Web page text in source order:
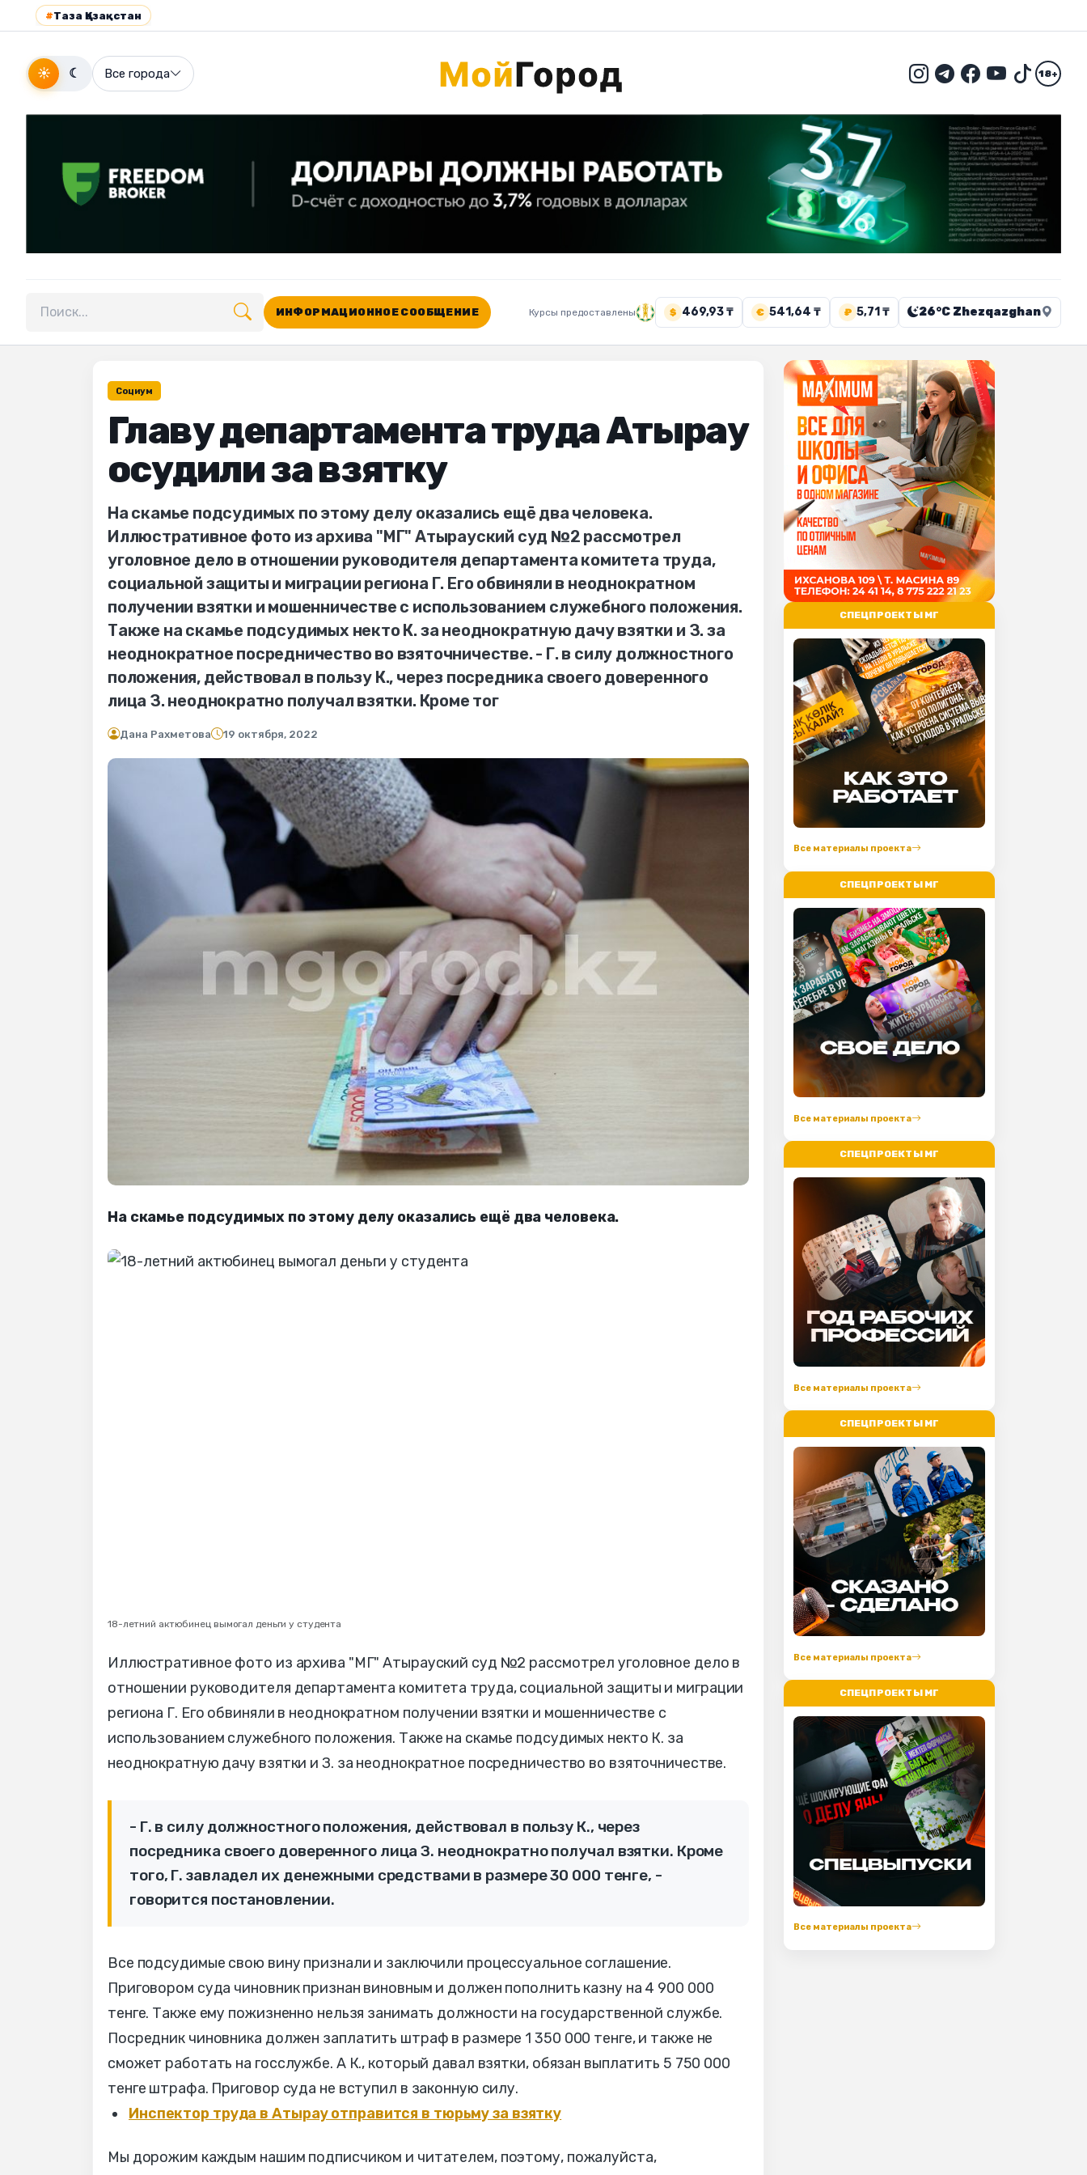
#Таза Қазақстан
☀ ☾ Все города 18+
Поиск по сайту
ИНФОРМАЦИОННОЕ СООБЩЕНИЕ Курсы предоставлены $ 469,93 ₸ € 541,64 ₸ ₽ 5,71 ₸ 26°C Zhezqazghan
Социум
Главу департамента труда Атырау
осудили за взятку
На скамье подсудимых по этому делу оказались ещё два человека.
Иллюстративное фото из архива "МГ" Атырауский суд №2 рассмотрел
уголовное дело в отношении руководителя департамента комитета труда,
социальной защиты и миграции региона Г. Его обвиняли в неоднократном
получении взятки и мошенничестве с использованием служебного положения.
Также на скамье подсудимых некто К. за неоднократную дачу взятки и З. за
неоднократное посредничество во взяточничестве. - Г. в силу должностного
положения, действовал в пользу К., через посредника своего доверенного
лица З. неоднократно получал взятки. Кроме тог
Дана Рахметова 19 октября, 2022
На скамье подсудимых по этому делу оказались ещё два человека.
18-летний актюбинец вымогал деньги у студента
Иллюстративное фото из архива "МГ" Атырауский суд №2 рассмотрел уголовное дело в
отношении руководителя департамента комитета труда, социальной защиты и миграции
региона Г. Его обвиняли в неоднократном получении взятки и мошенничестве с
использованием служебного положения. Также на скамье подсудимых некто К. за
неоднократную дачу взятки и З. за неоднократное посредничество во взяточничестве.
- Г. в силу должностного положения, действовал в пользу К., через
посредника своего доверенного лица З. неоднократно получал взятки. Кроме
того, Г. завладел их денежными средствами в размере 30 000 тенге, -
говорится постановлении.
Все подсудимые свою вину признали и заключили процессуальное соглашение.
Приговором суда чиновник признан виновным и должен пополнить казну на 4 900 000
тенге. Также ему пожизненно нельзя занимать должности на государственной службе.
Посредник чиновника должен заплатить штраф в размере 1 350 000 тенге, и также не
сможет работать на госслужбе. А К., который давал взятки, обязан выплатить 5 750 000
тенге штрафа. Приговор суда не вступил в законную силу.
Инспектор труда в Атырау отправится в тюрьму за взятку
Мы дорожим каждым нашим подписчиком и читателем, поэтому, пожалуйста,
СПЕЦПРОЕКТЫ МГ
Все материалы проекта
СПЕЦПРОЕКТЫ МГ
Все материалы проекта
СПЕЦПРОЕКТЫ МГ
Все материалы проекта
СПЕЦПРОЕКТЫ МГ
Все материалы проекта
СПЕЦПРОЕКТЫ МГ
Все материалы проекта